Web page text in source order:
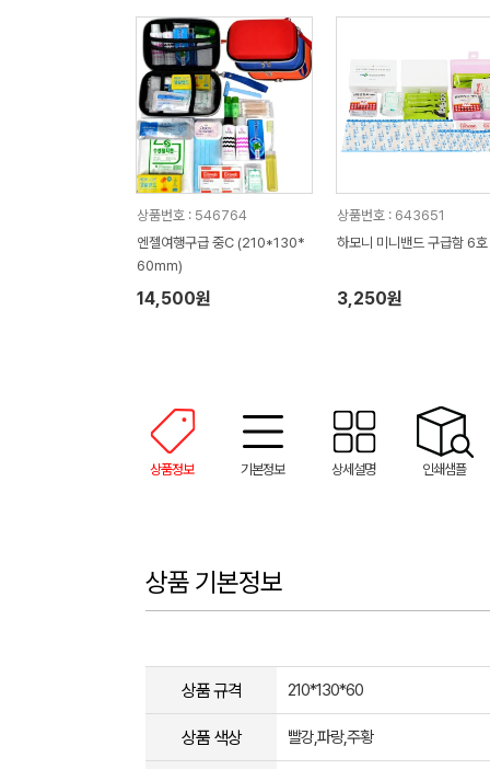
상품번호 : 546764
엔젤여행구급 중C (210*130*
60mm)
14,500원
상품번호 : 643651
하모니 미니밴드 구급함 6호
3,250원
상품정보 기본정보 상세설명 인쇄샘플
상품 기본정보
상품 규격 210*130*60
상품 색상 빨강,파랑,주황